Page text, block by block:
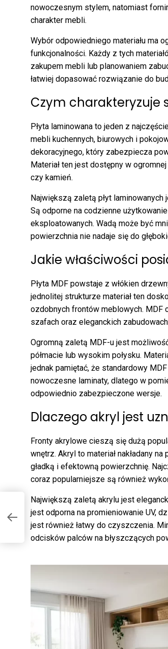
nowoczesnym stylem, natomiast
charakter mebli.
Wybór odpowiedniego materiału ma
funkcjonalności. Każdy z tych
zakupem mebli lub planowaniem
łatwiej dopasować rozwiązanie do
Czym charakteryzuje
Płyta laminowana to jeden z
mebli kuchennych, biurowych i
dekoracyjnego, który zabezpiecza
Materiał ten jest dostępny w
czy kamień.
Największą zaletą płyt laminowanych
Są odporne na codzienne
eksploatowanych. Wadą może być
powierzchnia nie nadaje się do
Jakie właściwości
Płyta MDF powstaje z włókien
jednolitej strukturze materiał ten
ozdobnych frontów meblowych. MDF
szafach oraz eleganckich
Ogromną zaletą MDF-u jest
półmacie lub wysokim połysku.
jednak pamiętać, że standardowy
nowoczesne laminaty, dlatego w
odpowiednio zabezpieczone wersje.
Dlaczego akryl jest
Fronty akrylowe cieszą się dużą
wnętrz. Akryl to materiał nakładany
gładką i efektowną powierzchnię.
coraz popularniejsze są również
Największą zaletą akrylu jest
jest odporna na promieniowanie UV,
jest również łatwy do czyszczenia.
odcisków palców na błyszczących